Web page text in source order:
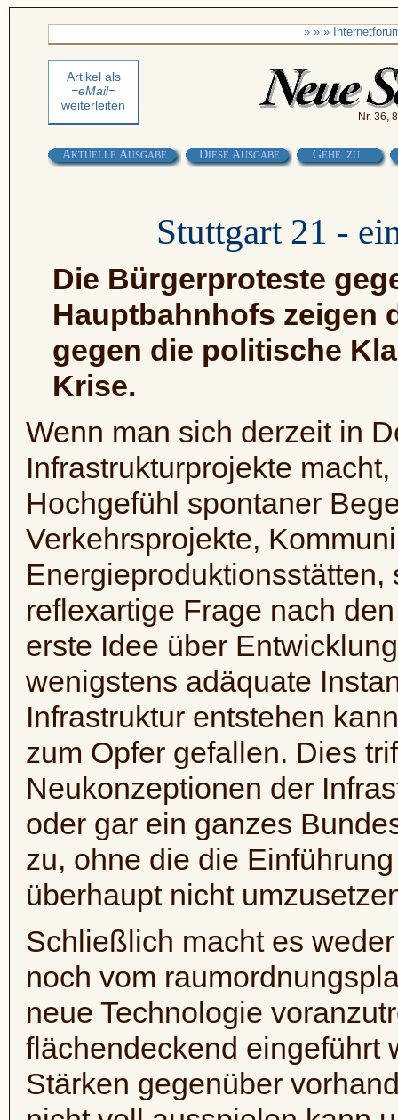
» » »
Artikel als
=eMail=
weiterleiten
Nr. 36,
AKTUELLE AUSGABE DIESE AUSGABE GEHE ZU ...
Stuttgart 21 -
Die Bürgerproteste
Hauptbahnhofs zeigen
gegen die politische
Krise.
Wenn man sich derzeit in
Infrastrukturprojekte
Hochgefühl spontaner
Verkehrsprojekte,
reflexartige Frage nach
erste Idee über
wenigstens adäquate
Infrastruktur entstehen
zum Opfer gefallen. Dies
Neukonzeptionen der
oder gar ein ganzes
zu, ohne die die
überhaupt nicht
Schließlich macht es
noch vom
neue Technologie
flächendeckend eingeführt
Stärken gegenüber